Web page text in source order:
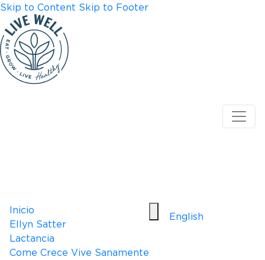
Skip to Content Skip to Footer
Inicio
Ellyn Satter
Lactancia
Come Crece Vive Sanamente
English